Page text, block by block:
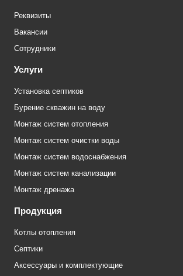
Реквизиты
Вакансии
Сотрудники
Услуги
Установка септиков
Бурение скважин на воду
Монтаж систем отопления
Монтаж систем очистки воды
Монтаж систем водоснабжения
Монтаж систем канализации
Монтаж дренажа
Продукция
Котлы отопления
Септики
Аксессуары и комплектующие